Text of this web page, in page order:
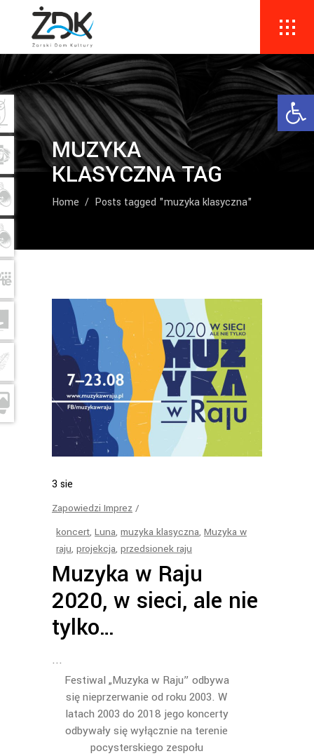
MUZYKA
KLASYCZNA TAG
Home / Posts tagged "muzyka klasyczna"
3 sie
Zapowiedzi Imprez
koncert, Luna, muzyka klasyczna, Muzyka w
raju, projekcja, przedsionek raju
Muzyka w Raju
2020, w sieci, ale nie
tylko…
Festiwal „Muzyka w Raju” odbywa
się nieprzerwanie od roku 2003. W
latach 2003 do 2018 jego koncerty
odbywały się wyłącznie na terenie
pocysterskiego zespołu